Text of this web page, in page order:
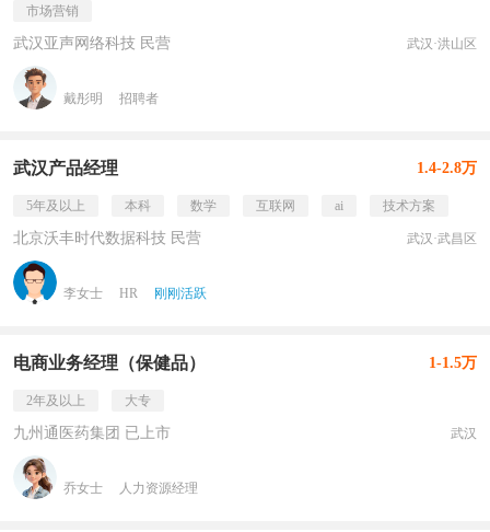
市场营销
武汉亚声网络科技 民营 武汉·洪山区
戴彤明 招聘者
武汉产品经理 1.4-2.8万
5年及以上 本科 数学 互联网 ai 技术方案
北京沃丰时代数据科技 民营 武汉·武昌区
李女士 HR 刚刚活跃
电商业务经理（保健品） 1-1.5万
2年及以上 大专
九州通医药集团 已上市 武汉
乔女士 人力资源经理